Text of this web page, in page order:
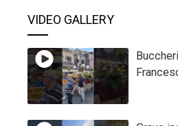
VIDEO GALLERY